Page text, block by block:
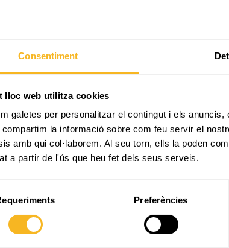
Consentiment
lloc web utilitza cookies
galetes per personalitzar el contingut i els
compartim la informació sobre com feu servir el
amb qui col·laborem. Al seu torn, ells la poden
a partir de l'ús que heu fet dels seus serveis.
Preferències
Gaudí
creat per
27 abril, 2026